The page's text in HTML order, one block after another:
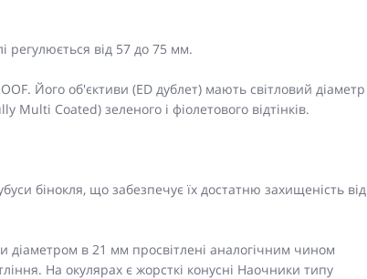
регулюється від 57 до 75 мм.
Його об'єктиви (ED дублет) мають світловий діаметр
Multi Coated) зеленого і фіолетового відтінків.
бінокля, що забезпечує їх достатню захищеність від
діаметром в 21 мм просвітлені аналогічним чином
На окулярах є жорсткі конусні Наочники типу